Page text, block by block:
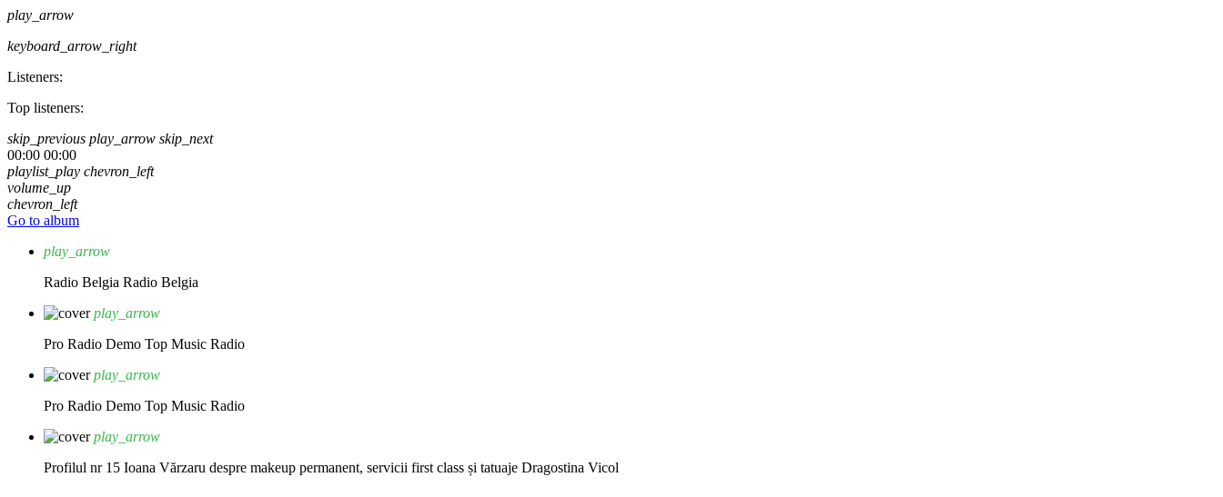
play_arrow
keyboard_arrow_right
Listeners:
Top listeners:
skip_previous play_arrow skip_next
00:00 00:00
playlist_play chevron_left
volume_up
chevron_left
Go to album
play_arrow
Radio Belgia Radio Belgia
play_arrow
Pro Radio Demo Top Music Radio
play_arrow
Pro Radio Demo Top Music Radio
play_arrow
Profilul nr 15 Ioana Vărzaru despre makeup permanent, servicii first class și tatuaje Dragostina Vicol